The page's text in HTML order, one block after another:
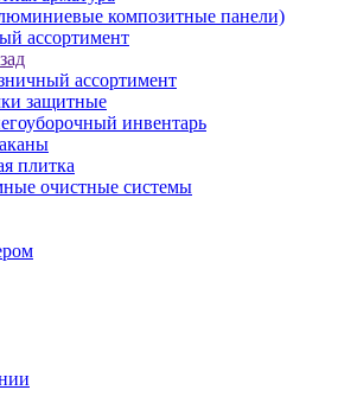
композитные панели)
ассортимент
ассортимент
защитные
инвентарь
плитка
очистные системы